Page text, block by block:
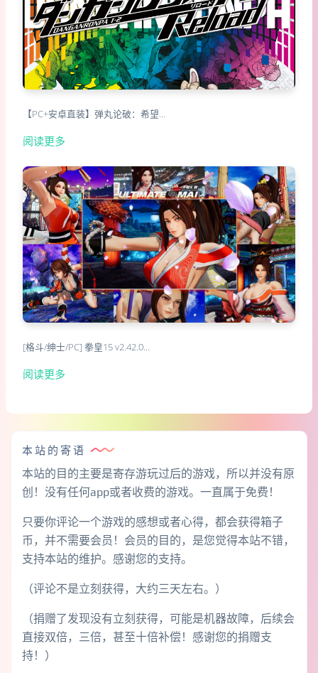
【PC+安卓直装】弹丸论破：希望…
阅读更多
[格斗/绅士/PC] 拳皇15 v2.42.0…
阅读更多
本站的寄语
本站的目的主要是寄存游玩过后的游戏，所以并没有原
创！没有任何app或者收费的游戏。一直属于免费！
只要你评论一个游戏的感想或者心得，都会获得箱子
币，并不需要会员！会员的目的，是您觉得本站不错，
支持本站的维护。感谢您的支持。
（评论不是立刻获得，大约三天左右。）
（捐赠了发现没有立刻获得，可能是机器故障，后续会
直接双倍，三倍，甚至十倍补偿！感谢您的捐赠支
持！）